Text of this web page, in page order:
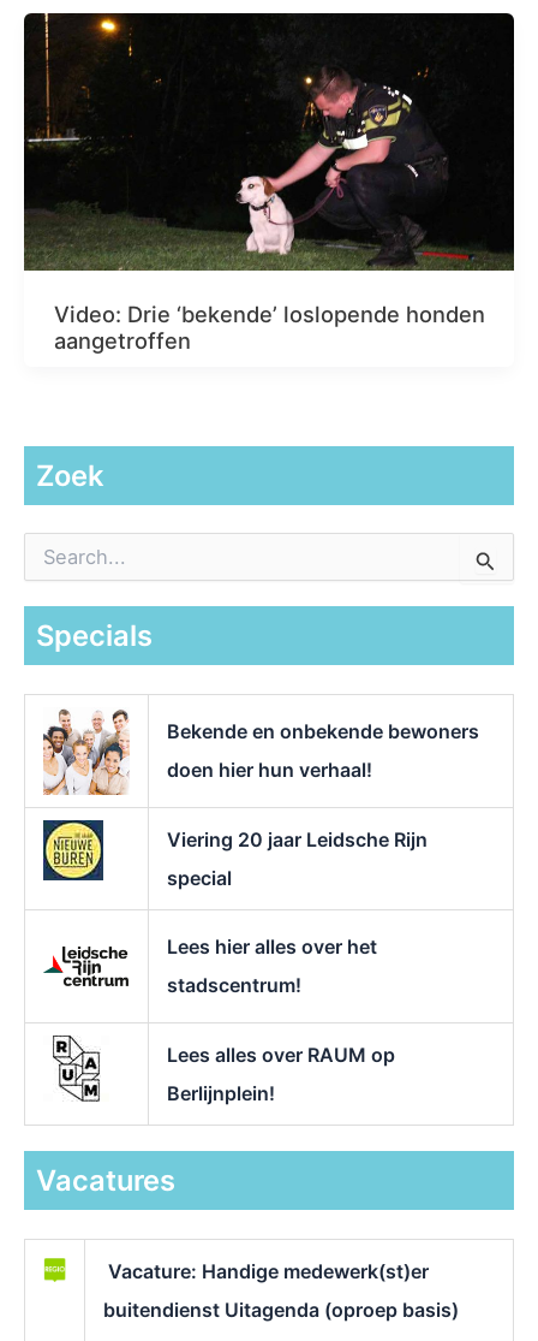
Video: Drie ‘bekende’ loslopende honden
aangetroffen
Zoek
a
Specials
Bekende en onbekende bewoners
doen hier hun verhaal!
Viering 20 jaar Leidsche Rijn
special
Lees hier alles over het
stadscentrum!
Lees alles over RAUM op
Berlijnplein!
Vacatures
Vacature: Handige medewerk(st)er
buitendienst Uitagenda (oproep basis)